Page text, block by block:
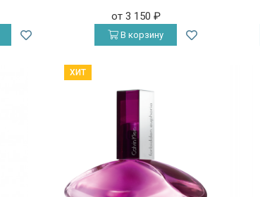
от 3 150 ₽
В корзину
ХИТ